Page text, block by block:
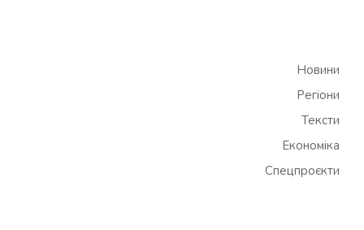
Новини
Регіони
Тексти
Економіка
Спецпроєкти